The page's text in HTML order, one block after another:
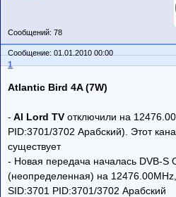
Сообщений: 78
Сообщение: 01.01.2010 00:00
1
Atlantic Bird 4A (7W)
- Al Lord TV отключили на
PID:3701/3702 Арабский). Этот
существует
- Новая передача началась DVB-S
(неопределенная) на
SID:3701 PID:3701/3702 Арабский